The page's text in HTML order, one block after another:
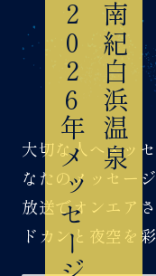
南紀白浜温泉
2026年メッセージ花火
大切な人へメッ
なたのメッセー
放送でオンエア
ドカンと夜空を